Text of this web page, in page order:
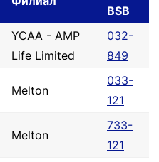
BSB
YCAA - AMP
Life Limited
032-
849
Melton
033-
121
Melton
733-
121